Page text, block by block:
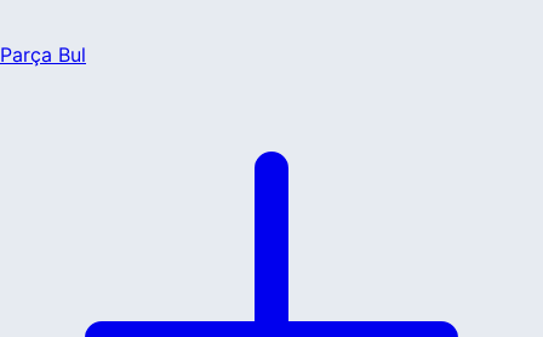
Parça Bul